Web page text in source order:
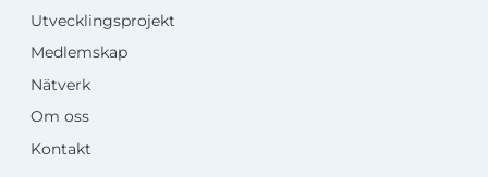
Utvecklingsprojekt
Medlemskap
Nätverk
Om oss
Kontakt